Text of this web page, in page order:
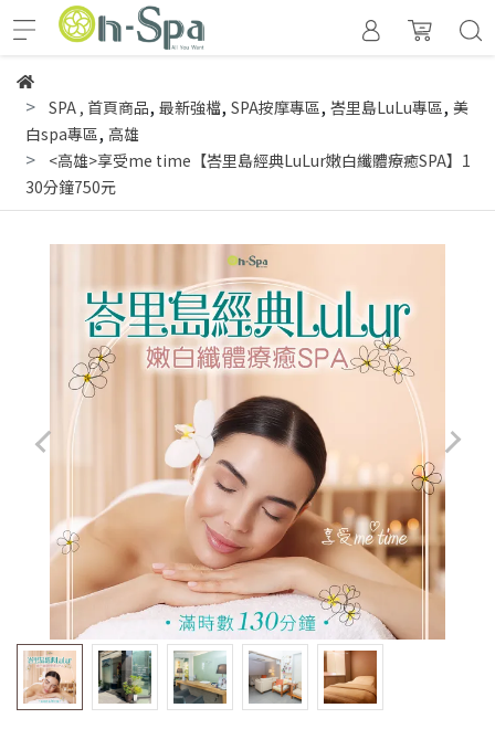
SPA , 首頁商品, 最新強檔, SPA按摩專區, 峇里島LuLu專區, 美
白spa專區, 高雄
<高雄>享受me time【峇里島經典LuLur嫩白纖體療癒SPA】1
30分鐘750元